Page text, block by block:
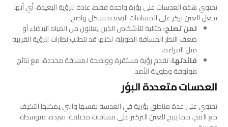
تحتوي هذه العدسات على بؤرة واحدة فقط، عادة للرؤية البعيدة، أي أنها
تجعل العين تركز على المسافات البعيدة بشكل واضح.
لمن تصلح:مثالية للأشخاص الذين يعانون من المياه البيضاء أو
ضعف النظر المسافة الطويلة، لكنها قد تتطلب نظارات للرؤية القريبة
مثل القراءة.
فائدتها:تقدم رؤية مستقرة وواضحة لمسافة محددة، مع نتائج
موثوقة وطويلة الأمد.
العدسات متعددة البؤر
تحتوي على عدة مناطق بؤرية في العدسة نفسها والتي يمكنها التكيف
مع المخ، مما يتيح للعين التركيز على مسافات مختلفة: بعيدة، متوسطة،